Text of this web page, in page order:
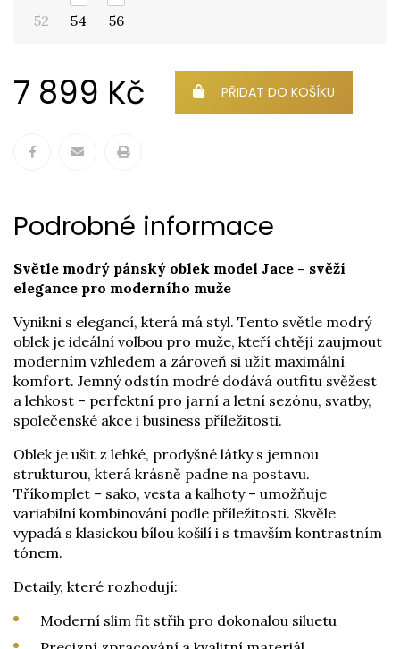
52 54 56
7 899 Kč PŘIDAT DO KOŠÍKU
Podrobné informace
Světle modrý pánský oblek model Jace – svěží
elegance pro moderního muže
Vynikni s elegancí, která má styl. Tento světle modrý
oblek je ideální volbou pro muže, kteří chtějí zaujmout
moderním vzhledem a zároveň si užít maximální
komfort. Jemný odstín modré dodává outfitu svěžest
a lehkost – perfektní pro jarní a letní sezónu, svatby,
společenské akce i business příležitosti.
Oblek je ušit z lehké, prodyšné látky s jemnou
strukturou, která krásně padne na postavu.
Tříkomplet – sako, vesta a kalhoty – umožňuje
variabilní kombinování podle příležitosti. Skvěle
vypadá s klasickou bílou košilí i s tmavším kontrastním
tónem.
Detaily, které rozhodují:
Moderní slim fit střih pro dokonalou siluetu